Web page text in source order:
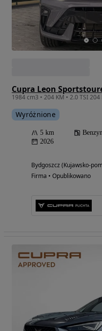
Cupra Leon
Wyróżnione
5 km
2026
Bydgoszcz (Kujawsko-
Firma • Opublikowano